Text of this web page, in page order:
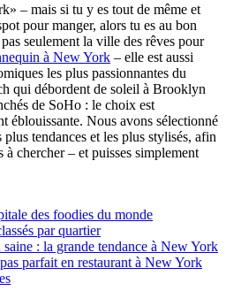
– mais si tu y es tout de même et
pour manger, alors tu es au bon
seulement la ville des rêves pour
à New York – elle est aussi
les plus passionnantes du
qui débordent de soleil à Brooklyn
de SoHo : le choix est
éblouissante. Nous avons sélectionné
tendances et les plus stylisés, afin
à chercher – et puisses simplement
des foodies du monde
par quartier
: la grande tendance à New York
parfait en restaurant à New York